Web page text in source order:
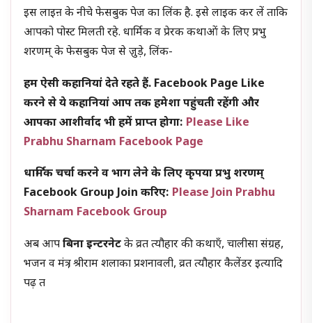
इस लाइऩ के नीचे फेसबुक पेज का लिंक है. इसे लाइक कर लें ताकि
आपको पोस्ट मिलती रहे. धार्मिक व प्रेरक कथाओं के लिए प्रभु
शरणम् के फेसबुक पेज से जु़ड़े, लिंक-
हम ऐसी कहानियां देते रहते हैं. Facebook Page Like
करने से ये कहानियां आप तक हमेशा पहुंचती रहेंगी और
आपका आशीर्वाद भी हमें प्राप्त होगा: Please Like
Prabhu Sharnam Facebook Page
धार्मिक चर्चा करने व भाग लेने के लिए कृपया प्रभु शरणम्
Facebook Group Join करिए: Please Join Prabhu
Sharnam Facebook Group
अब आपबिना इन्टरनेटके व्रत त्यौहार की कथाएँ, चालीसा संग्रह,
भजन व मंत्र , श्रीराम शलाका प्रशनावली, व्रत त्यौहार कैलेंडर इत्यादि
पढ़ त